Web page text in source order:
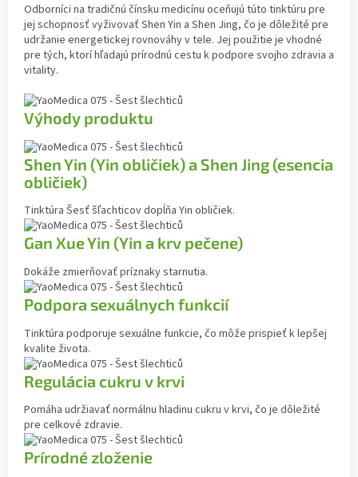
Odborníci na tradičnú čínsku medicínu oceňujú túto tinktúru pre
jej schopnosť vyživovať Shen Yin a Shen Jing, čo je dôležité pre
udržanie energetickej rovnováhy v tele. Jej použitie je vhodné
pre tých, ktorí hľadajú prírodnú cestu k podpore svojho zdravia a
vitality.
Výhody produktu
Shen Yin (Yin obličiek) a Shen Jing (esencia
obličiek)
Tinktúra Šesť šľachticov dopĺňa Yin obličiek.
Gan Xue Yin (Yin a krv pečene)
Dokáže zmierňovať príznaky starnutia.
Podpora sexuálnych funkcií
Tinktúra podporuje sexuálne funkcie, čo môže prispieť k lepšej
kvalite života.
Regulácia cukru v krvi
Pomáha udržiavať normálnu hladinu cukru v krvi, čo je dôležité
pre celkové zdravie.
Prírodné zloženie